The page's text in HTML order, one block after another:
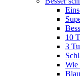
10
3
Wie